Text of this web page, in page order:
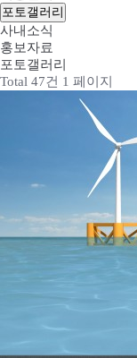
포토갤러리
사내소식
홍보자료
포토갤러리
Total 47건 1 페이지